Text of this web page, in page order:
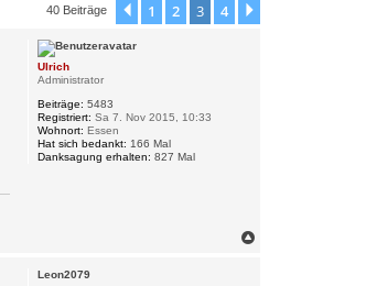
40 Beiträge Vorherige
1 2 3 4
Ulrich
Administrator
Beiträge: 5483
Registriert: Sa 7. Nov 2015, 10:33
Wohnort: Essen
Hat sich bedankt: 166 Mal
Danksagung erhalten: 827 Mal
Leon2079